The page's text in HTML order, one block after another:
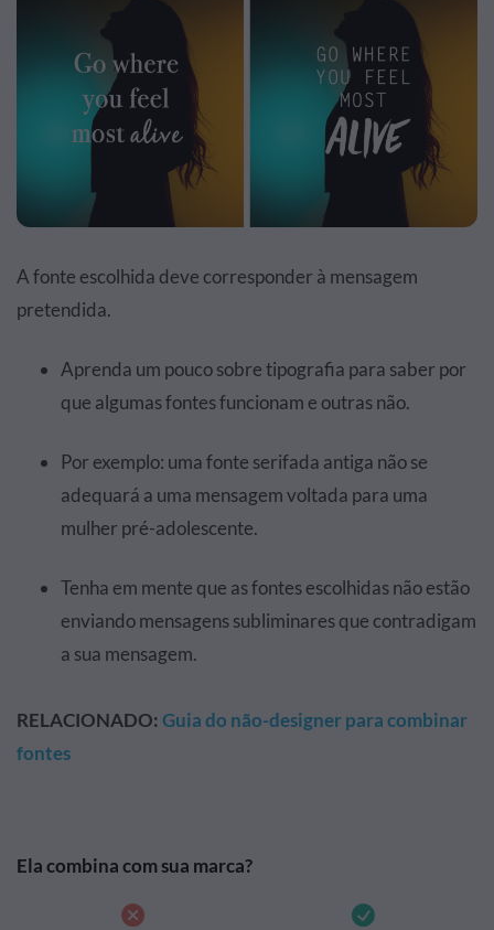
A fonte escolhida deve corresponder à mensagem
pretendida.
Aprenda um pouco sobre tipografia para saber por
que algumas fontes funcionam e outras não.
Por exemplo: uma fonte serifada antiga não se
adequará a uma mensagem voltada para uma
mulher pré-adolescente.
Tenha em mente que as fontes escolhidas não estão
enviando mensagens subliminares que contradigam
a sua mensagem.
RELACIONADO:Guia do não-designer para combinar
fontes
Ela combina com sua marca?